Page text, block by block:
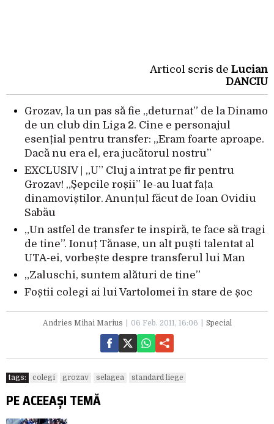
Articol scris de Lucian
DANCIU
Grozav, la un pas să fie „deturnat” de la Dinamo
de un club din Liga 2. Cine e personajul
esențial pentru transfer: „Eram foarte aproape.
Dacă nu era el, era jucătorul nostru”
EXCLUSIV | „U” Cluj a intrat pe fir pentru
Grozav! „Șepcile roșii” le-au luat fața
dinamoviștilor. Anunțul făcut de Ioan Ovidiu
Sabău
„Un astfel de transfer te inspiră, te face să tragi
de tine”. Ionuț Tănase, un alt puști talentat al
UTA-ei, vorbește despre transferul lui Man
„Zaluschi, suntem alături de tine”
Foștii colegi ai lui Vartolomei în stare de șoc
Andries Mihai Marius 06 Feb. 2011, 16:06 Special
tags: colegi grozav selagea standard liege
PE ACEEAȘI TEMĂ